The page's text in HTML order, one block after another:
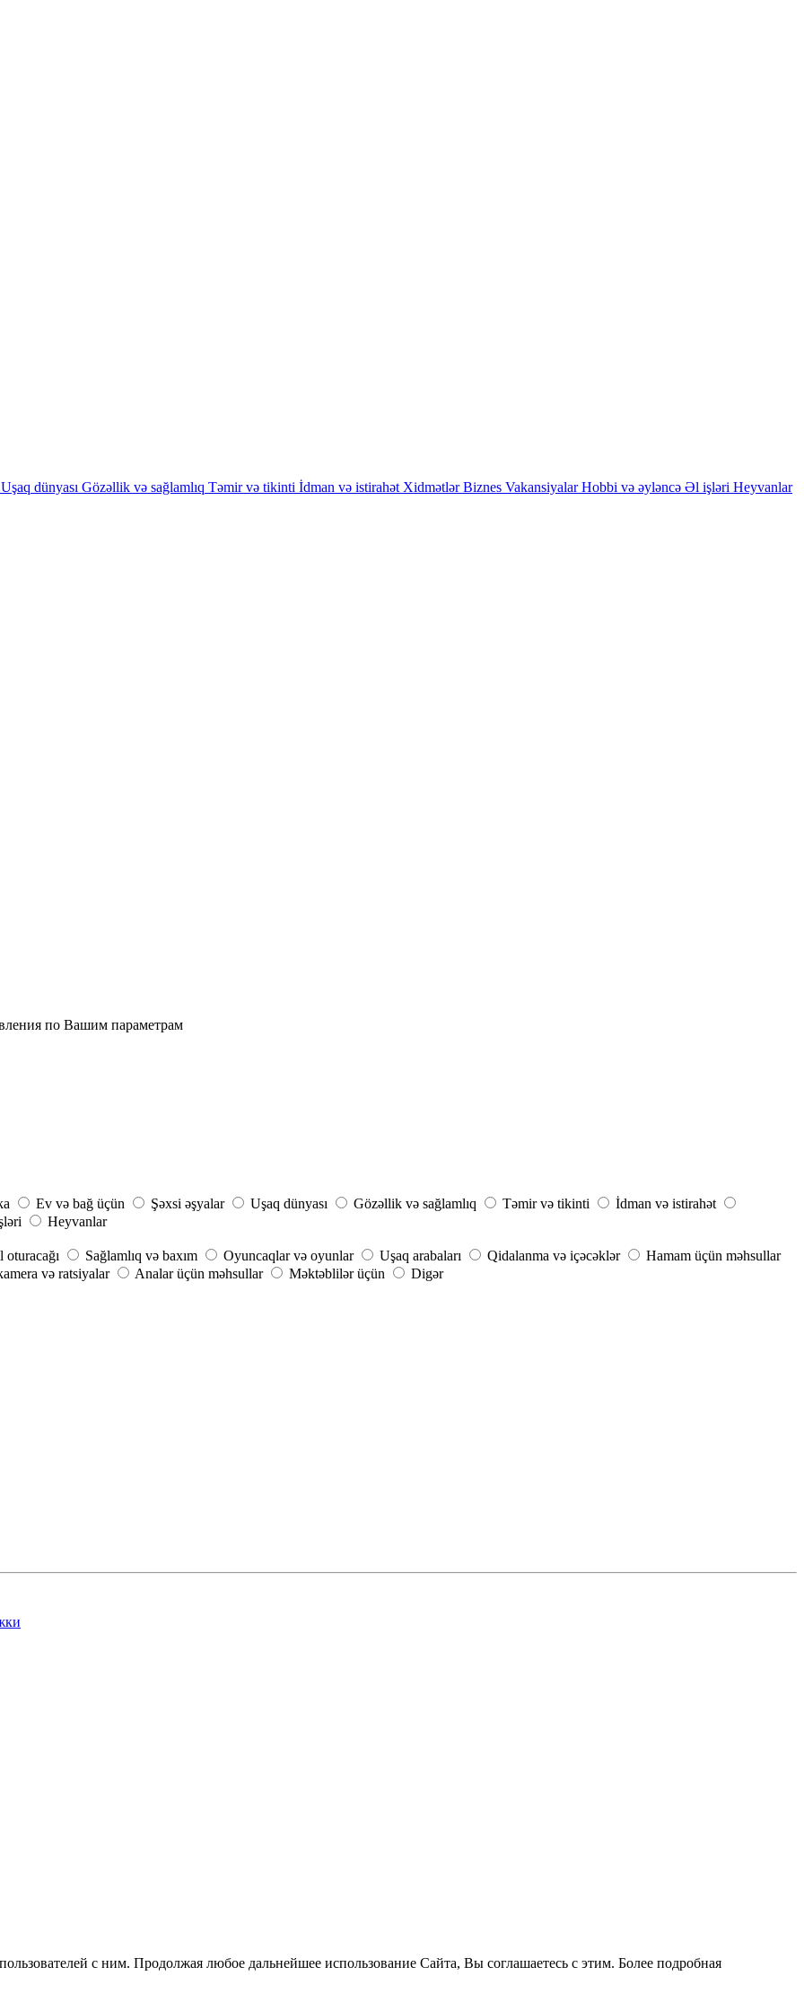
Uşaq dünyası Gözəllik və sağlamlıq Təmir və tikinti İdman və istirahət Xidmətlər Biznes Vakansiyalar Hobbi və əyləncə Əl işləri Heyvanlar
по Вашим параметрам
Ev və bağ üçün Şəxsi əşyalar Uşaq dünyası Gözəllik və sağlamlıq Təmir və tikinti
İdman və istirahət
Heyvanlar
Sağlamlıq və baxım Oyuncaqlar və oyunlar Uşaq arabaları Qidalanma və içəcəklər
Hamam üçün məhsullar
və ratsiyalar Analar üçün məhsullar Məktəblilər üçün
Digər
с ним. Продолжая любое дальнейшее использование Сайта, Вы соглашаетесь с этим. Более подробная